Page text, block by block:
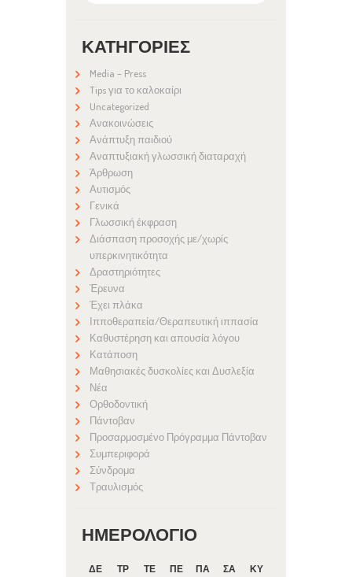
ΚΑΤΗΓΟΡΊΕΣ
Media – Press
Tips για το καλοκαίρι
Uncategorized
Ανακοινώσεις
Ανάπτυξη παιδιού
Αναπτυξιακή γλωσσική διαταραχή
Άρθρωση
Αυτισμός
Γενικά
Γλωσσική έκφραση
Διάσπαση προσοχής με/χωρίς
υπερκινητικότητα
Δραστηριότητες
Έρευνα
Έχει πλάκα
Ιπποθεραπεία/Θεραπευτική ιππασία
Καθυστέρηση και απουσία λόγου
Κατάποση
Μαθησιακές δυσκολίες και Δυσλεξία
Νέα
Ορθοδοντική
Πάντοβαν
Προσαρμοσμένο Πρόγραμμα Πάντοβαν
Συμπεριφορά
Σύνδρομα
Τραυλισμός
ΗΜΕΡΟΛΌΓΙΟ
ΔΕ ΤΡ ΤΕ ΠΕ ΠΑ ΣΑ
ΚΥ